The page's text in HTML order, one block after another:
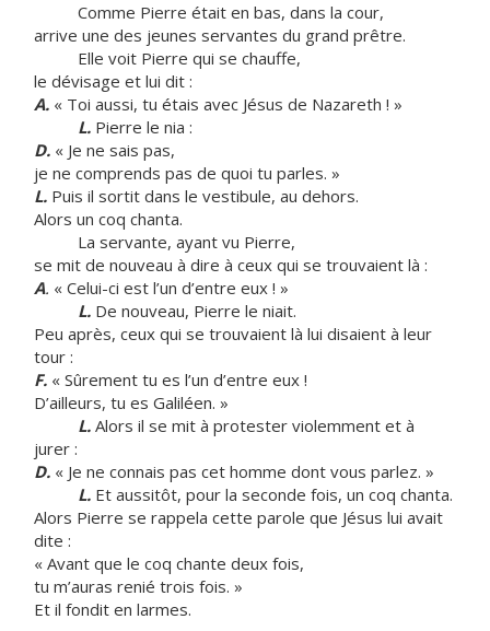
Comme Pierre était en bas, dans la cour,
arrive une des jeunes servantes du grand prêtre.
Elle voit Pierre qui se chauffe,
le dévisage et lui dit :
A. « Toi aussi, tu étais avec Jésus de Nazareth ! »
L. Pierre le nia :
D. « Je ne sais pas,
je ne comprends pas de quoi tu parles. »
L. Puis il sortit dans le vestibule, au dehors.
Alors un coq chanta.
La servante, ayant vu Pierre,
se mit de nouveau à dire à ceux qui se trouvaient là :
A. « Celui-ci est l’un d’entre eux ! »
L. De nouveau, Pierre le niait.
Peu après, ceux qui se trouvaient là lui disaient à leur
tour :
F. « Sûrement tu es l’un d’entre eux !
D’ailleurs, tu es Galiléen. »
L. Alors il se mit à protester violemment et à
jurer :
D. « Je ne connais pas cet homme dont vous parlez. »
L. Et aussitôt, pour la seconde fois, un coq chanta.
Alors Pierre se rappela cette parole que Jésus lui avait
dite :
« Avant que le coq chante deux fois,
tu m’auras renié trois fois. »
Et il fondit en larmes.